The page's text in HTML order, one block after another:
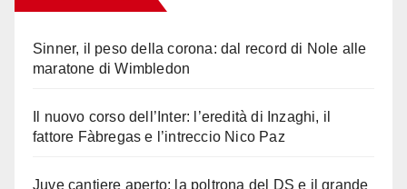
Sinner, il peso della corona: dal record di Nole alle
maratone di Wimbledon
Il nuovo corso dell’Inter: l’eredità di Inzaghi, il
fattore Fàbregas e l’intreccio Nico Paz
Juve cantiere aperto: la poltrona del DS e il grande